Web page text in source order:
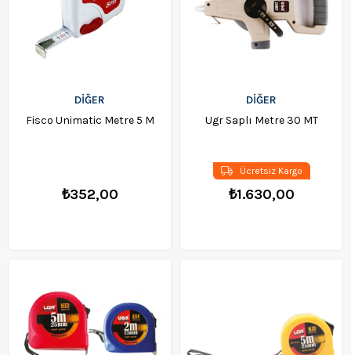
DİĞER
Fisco Unimatic Metre 5 M
₺352,00
DİĞER
Ugr Saplı Metre 30 MT
₺1.630,00
Ücretsiz Kargo